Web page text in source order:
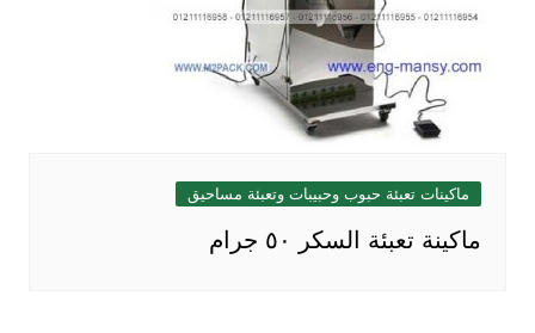
ماكينات تعبئة حبوب وحبيبات وتعبئة مساحيق
ماكينة تعبئة السكر ٥٠ جرام